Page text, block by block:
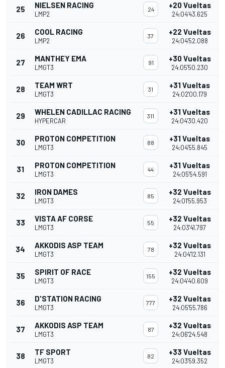
25 NIELSEN RACING
LMP2
24 +20 Vueltas
24:04'43.625
26 COOL RACING
LMP2
37 +22 Vueltas
24:04'52.088
27 MANTHEY EMA
LMGT3
91 +30 Vueltas
24:05'50.230
28 TEAM WRT
LMGT3
31 +31 Vueltas
24:02'00.179
29 WHELEN CADILLAC RACING
HYPERCAR
311 +31 Vueltas
24:04'30.420
30 PROTON COMPETITION
LMGT3
88 +31 Vueltas
24:04'55.845
31 PROTON COMPETITION
LMGT3
44 +31 Vueltas
24:05'54.591
32 IRON DAMES
LMGT3
85 +32 Vueltas
24:01'55.953
33 VISTA AF CORSE
LMGT3
55 +32 Vueltas
24:03'41.797
34 AKKODIS ASP TEAM
LMGT3
78 +32 Vueltas
24:04'12.131
35 SPIRIT OF RACE
LMGT3
155 +32 Vueltas
24:04'40.609
36 D'STATION RACING
LMGT3
777 +32 Vueltas
24:05'55.786
37 AKKODIS ASP TEAM
LMGT3
87 +32 Vueltas
24:06'24.548
38 TF SPORT
LMGT3
82 +33 Vueltas
24:03'59.352